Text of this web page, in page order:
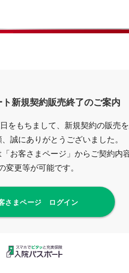
新規契約販売終了のご案内
をもちまして、新規契約の販売を
誠にありがとうございました。
お客さまページ」からご契約内
変更等が可能です。
さまページ ログイン